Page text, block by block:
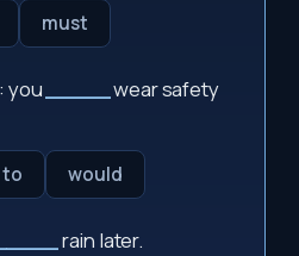
must
you
wear safety
to would
rain later.